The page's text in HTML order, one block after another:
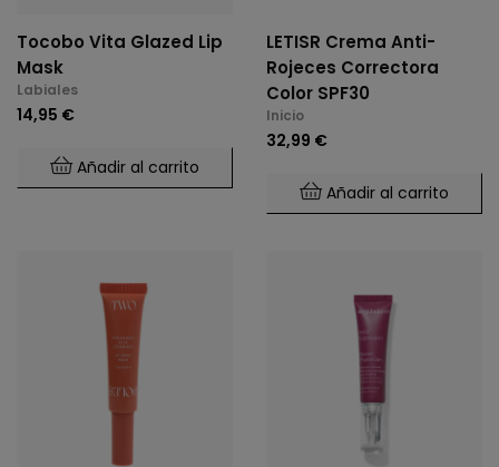
Tocobo Vita Glazed Lip
Mask
Labiales
14,95 €
Añadir al carrito
LETISR Crema Anti-
Rojeces Correctora
Color SPF30
Inicio
32,99 €
Añadir al carrito